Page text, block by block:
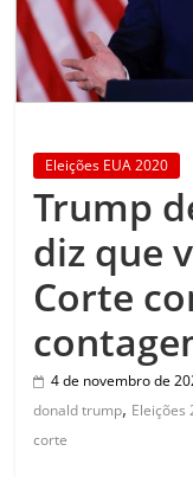
Eleições EUA 2020
Trump
diz que
Corte
4 de novembro de
donald trump, Eleições
corte